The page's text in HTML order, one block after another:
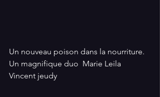
Un nouveau poison dans la nourriture.
Un magnifique duo  Marie Leila
Vincent jeudy